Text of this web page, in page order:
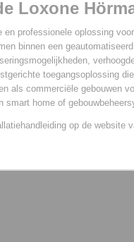
Loxone
en professionele oplossing
binnen een
toegangsoplossing
als commerciële gebouwen
smart home of
op de website